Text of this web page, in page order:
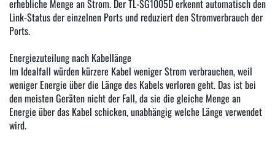
erhebliche Menge an Strom. Der TL-SG1005D erkennt automatisch den
Link-Status der einzelnen Ports und reduziert den Stromverbrauch der
Ports.
Energiezuteilung nach Kabellänge
Im Idealfall würden kürzere Kabel weniger Strom verbrauchen, weil
weniger Energie über die Länge des Kabels verloren geht. Das ist bei
den meisten Geräten nicht der Fall, da sie die gleiche Menge an
Energie über das Kabel schicken, unabhängig welche Länge verwendet
wird.